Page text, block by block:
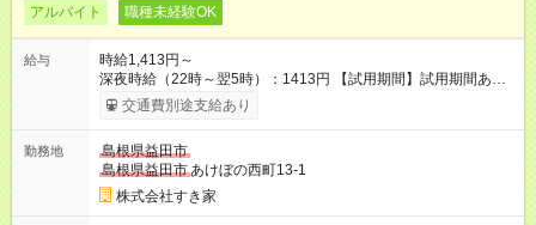
アルバイト 職種未経験OK
給与
時給1,413円～
深夜時給（22時～翌5時）：1413円 【試用期間】試用期間あり
試用期間の長さ：1ヶ月 雇用形態、給与は本採用時と同じです。
試用期間の実態は30日（※条件変更なし）ですが、切り上げで
同時給）
交通費別途支給あり
勤務地
島根県益田市
島根県益田市あけぼの西町13-1
株式会社すき家